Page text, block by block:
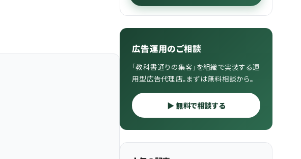
広告運用のご相談
「教科書通りの集客」を組織で実装する運
用型広告代理店。まずは無料相談から。
▶ 無料で相談する